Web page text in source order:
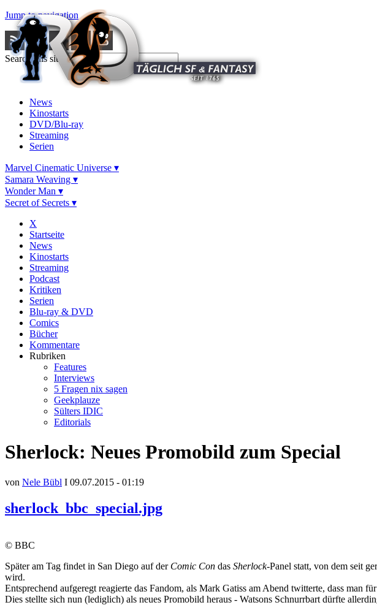
Jump to navigation
Search this site
News
Kinostarts
DVD/Blu-ray
Streaming
Serien
Marvel Cinematic Universe ▾
Samara Weaving ▾
Wonder Man ▾
Secret of Secrets ▾
X
Startseite
News
Kinostarts
Streaming
Podcast
Kritiken
Serien
Blu-ray & DVD
Comics
Bücher
Kommentare
Rubriken
Features
Interviews
5 Fragen nix sagen
Geekplauze
Sülters IDIC
Editorials
Sherlock: Neues Promobild zum Special
von Nele Bübl I 09.07.2015 - 01:19
sherlock_bbc_special.jpg
© BBC
Später am Tag findet in San Diego auf der Comic Con das Sherlock-Panel statt, von dem seit
wird.
Entsprechend aufgeregt reagierte das Fandom, als Mark Gatiss am Abend twitterte, dass man
Dies stellte sich nun (lediglich) als neues Promobild heraus - Watsons Schnurrbart dürfte